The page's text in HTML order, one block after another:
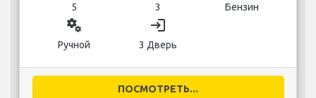
5 3 Бензин
miscellaneous_services
Ручной
login
3 Дверь
ПОСМОТРЕТЬ...